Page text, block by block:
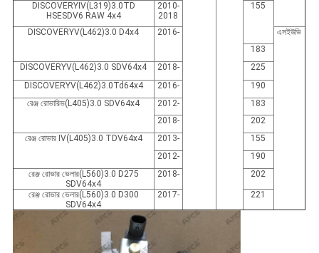
DISCOVERYIV(L319)3.0TD
HSESDV6 RAW 4x4
2010-
2018
155
DISCOVERYV(L462)3.0 D4x4 2016-
এসইউভি
183
DISCOVERYV(L462)3.0 SDV64x4
2018-
225
DISCOVERYV(L462)3.0Td64x4
2016-
190
রেঞ্জ রোভারিভ(L405)3.0 SDV64x4
2012-
183
2018-
202
রেঞ্জ রোভার IV(L405)3.0 TDV64x4
2013-
155
2012-
190
রেঞ্জ রোভার ভেলার(L560)3.0 D275
SDV64x4
2018- 202
রেঞ্জ রোভার ভেলার(L560)3.0 D300
SDV64x4
2017- 221